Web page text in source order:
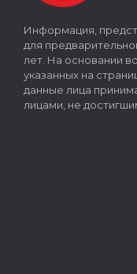
Информация,
для
лет. На основании
указанных на
данные лица
лицами, не